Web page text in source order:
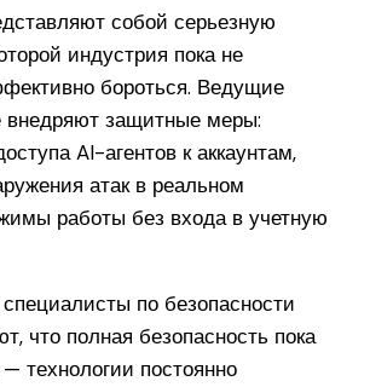
собой серьезную
индустрия пока не
бороться. Ведущие
внедряют защитные меры:
AI-агентов к аккаунтам,
атак в реальном
работы без входа в учетную
по безопасности
что полная безопасность пока
технологии постоянно